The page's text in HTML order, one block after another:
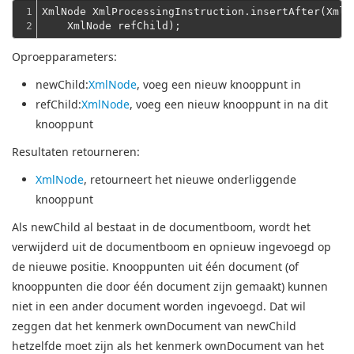
1
2
XmlNode
    XmlNode refChild);
Oproepparameters:
newChild:XmlNode, voeg een nieuw knooppunt in
refChild:XmlNode, voeg een nieuw knooppunt in na dit
knooppunt
Resultaten retourneren:
XmlNode, retourneert het nieuwe onderliggende
knooppunt
Als newChild al bestaat in de documentboom, wordt het
verwijderd uit de documentboom en opnieuw ingevoegd op
de nieuwe positie. Knooppunten uit één document (of
knooppunten die door één document zijn gemaakt) kunnen
niet in een ander document worden ingevoegd. Dat wil
zeggen dat het kenmerk ownDocument van newChild
hetzelfde moet zijn als het kenmerk ownDocument van het